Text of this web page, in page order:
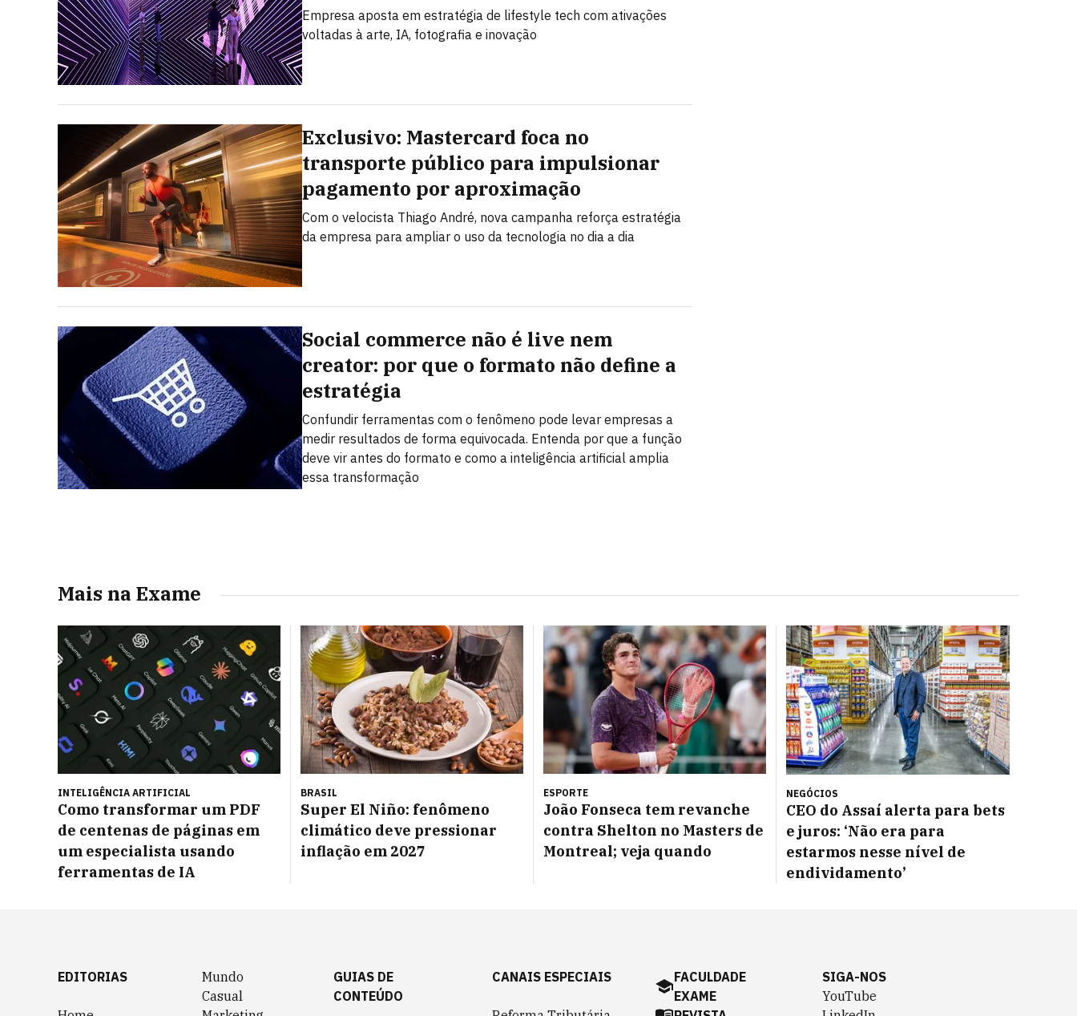
Empresa aposta em estratégia de lifestyle tech com ativações
voltadas à arte, IA, fotografia e inovação
Exclusivo: Mastercard foca no
transporte público para impulsionar
pagamento por aproximação
Com o velocista Thiago André, nova campanha reforça estratégia
da empresa para ampliar o uso da tecnologia no dia a dia
Social commerce não é live nem
creator: por que o formato não define a
estratégia
Confundir ferramentas com o fenômeno pode levar empresas a
medir resultados de forma equivocada. Entenda por que a função
deve vir antes do formato e como a inteligência artificial amplia
essa transformação
Mais na Exame
INTELIGÊNCIA ARTIFICIAL
Como transformar um PDF
de centenas de páginas em
um especialista usando
ferramentas de IA
BRASIL
Super El Niño: fenômeno
climático deve pressionar
inflação em 2027
ESPORTE
João Fonseca tem revanche
contra Shelton no Masters de
Montreal; veja quando
NEGÓCIOS
CEO do Assaí alerta para bets
e juros: ‘Não era para
estarmos nesse nível de
endividamento’
EDITORIAS
Mundo
Casual
GUIAS DE
CONTEÚDO
CANAIS ESPECIAIS
FACULDADE
EXAME
SIGA-NOS
YouTube